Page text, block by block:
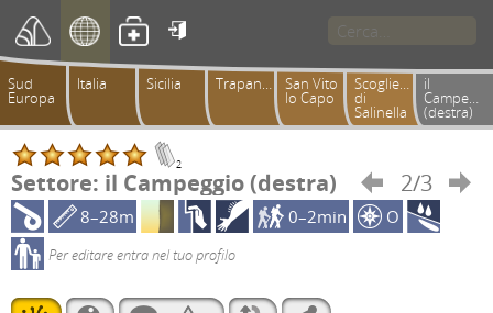

Sud
Europa
Italia Sicilia Trapanese San Vito
lo Capo
Scogliera
di
Salinella
il
(destra)
2
Settore: il Campeggio (destra)  2/3

8–28m
0–2min O
Per editare entra nel tuo profilo